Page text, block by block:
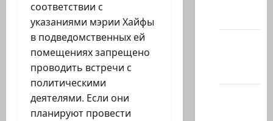
соответствии с
указаниями мэрии Хайфы
в подведомственных ей
помещениях запрещено
проводить встречи с
политическими
деятелями. Если они
планируют провести